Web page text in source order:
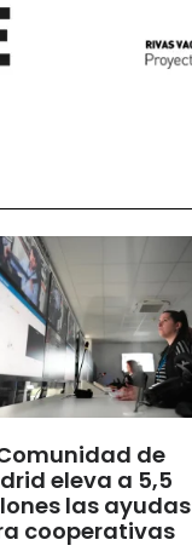
de
eleva a 5,5
las ayudas
cooperativas